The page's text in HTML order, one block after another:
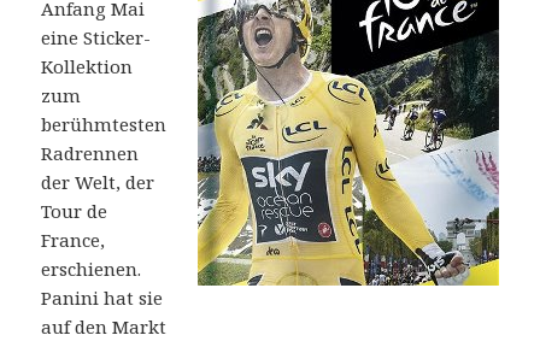
Anfang Mai
eine Sticker-
Kollektion
zum
berühmtesten
Radrennen
der Welt, der
Tour de
France,
erschienen.
Panini hat sie
auf den Markt